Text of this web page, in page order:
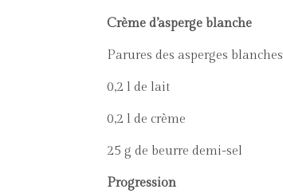
Crème d’asperge blanche
Parures des asperges blanches
0,2 l de lait
0,2 l de crème
25 g de beurre demi-sel
Progression